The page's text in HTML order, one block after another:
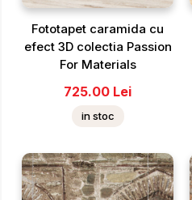
Fototapet caramida cu
efect 3D colectia Passion
For Materials
725.00 Lei
in stoc